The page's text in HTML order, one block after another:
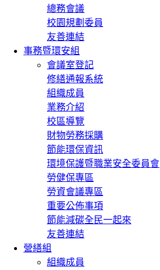
總務會議
校園規劃委員
友善連結
事務暨環安組
會議室登記
修繕通報系統
組織成員
業務介紹
校區導覽
財物勞務採購
節能環保資訊
環境保護暨職業安全委員會
勞健保專區
勞資會議專區
重要公佈事項
節能減碳全民一起來
友善連結
營繕組
組織成員